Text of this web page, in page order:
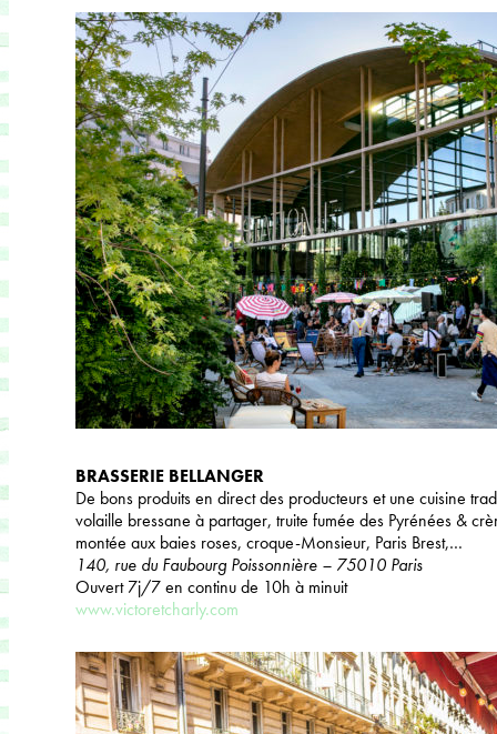
BRASSERIE BELLANGER
De bons produits en direct des producteurs et une cuisine
volaille bressane à partager, truite fumée des Pyrénées &
montée aux baies roses, croque-Monsieur, Paris Brest,…
140, rue du Faubourg Poissonnière – 75010 Paris
Ouvert 7j/7 en continu de 10h à minuit
www.victoretcharly.com